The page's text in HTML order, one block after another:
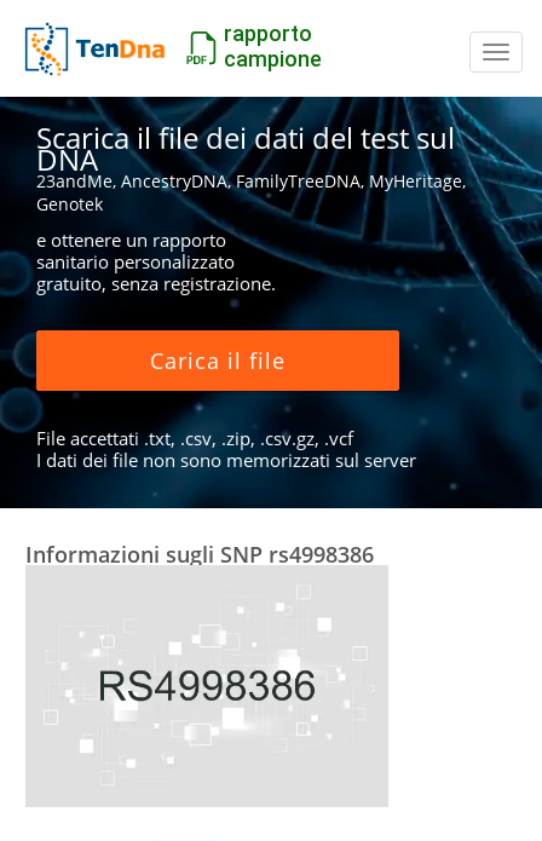
rapporto
campione
Scarica il file dei dati del test sul
DNA
23andMe, AncestryDNA, FamilyTreeDNA, MyHeritage,
Genotek
e ottenere un rapporto
sanitario personalizzato
gratuito, senza registrazione.
Carica il file
File accettati .txt, .csv, .zip, .csv.gz, .vcf
I dati dei file non sono memorizzati sul server
Informazioni sugli SNP rs4998386